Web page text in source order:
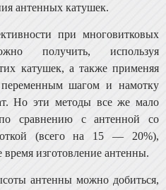
антенных катушек.
при многовитковых
получить, используя
катушек, а также приме­няя
шагом и на­мотку
Но эти методы все же мало
сравнению с ан­тенной со
(всего на 15 — 20%),
время изготовле­ние антенны.
антенны можно до­биться,